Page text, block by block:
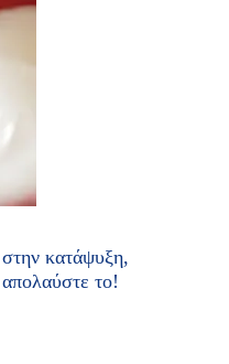
κατάψυξη,
το!